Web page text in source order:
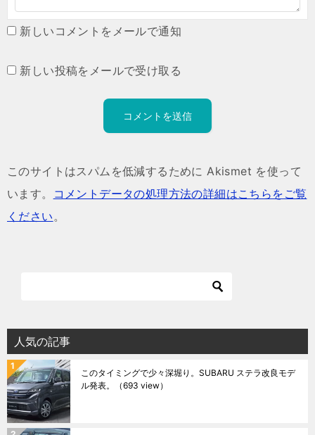
新しいコメントをメールで通知
新しい投稿をメールで受け取る
このサイトはスパムを低減するために Akismet を使って
います。
コメントデータの処理方法の詳細はこちらをご覧
ください。
人気の記事
このタイミングで少々深堀り。SUBARU ステラ改良モデ
ル発表。
（693 view）